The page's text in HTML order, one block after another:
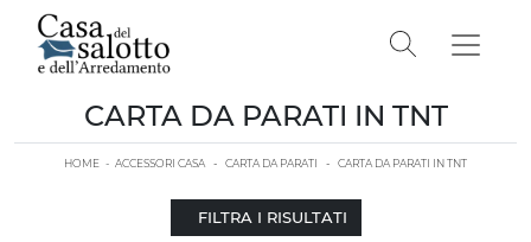
CARTA DA PARATI IN TNT
HOME - ACCESSORI CASA - CARTA DA PARATI - CARTA DA PARATI IN TNT
FILTRA I RISULTATI